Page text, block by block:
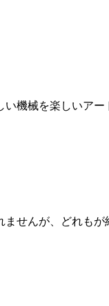
機械を楽しいアー
せんが、どれもが